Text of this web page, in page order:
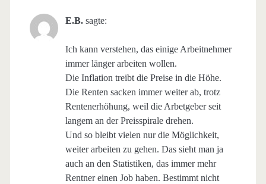
E.B. sagte:
Ich kann verstehen, das einige Arbeitnehmer
immer länger arbeiten wollen.
Die Inflation treibt die Preise in die Höhe.
Die Renten sacken immer weiter ab, trotz
Rentenerhöhung, weil die Arbetgeber seit
langem an der Preisspirale drehen.
Und so bleibt vielen nur die Möglichkeit,
weiter arbeiten zu gehen. Das sieht man ja
auch an den Statistiken, das immer mehr
Rentner einen Job haben. Bestimmt nicht